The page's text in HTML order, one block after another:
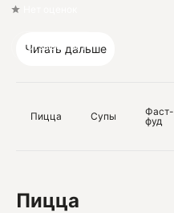
Отзывов нет
ИП Тищенко Олег Алексеевич
Читать дальше
Пицца Супы
Фаст-
фуд
Пицца